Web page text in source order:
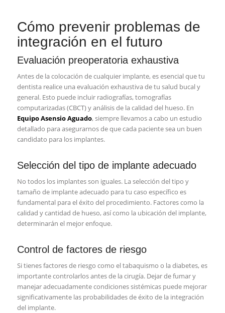
Cómo prevenir problemas de
integración en el futuro
Evaluación preoperatoria exhaustiva
Antes de la colocación de cualquier implante, es esencial que tu
dentista realice una evaluación exhaustiva de tu salud bucal y
general. Esto puede incluir radiografías, tomografías
computarizadas (CBCT) y análisis de la calidad del hueso. En
Equipo Asensio Aguado, siempre llevamos a cabo un estudio
detallado para asegurarnos de que cada paciente sea un buen
candidato para los implantes.
Selección del tipo de implante adecuado
No todos los implantes son iguales. La selección del tipo y
tamaño de implante adecuado para tu caso específico es
fundamental para el éxito del procedimiento. Factores como la
calidad y cantidad de hueso, así como la ubicación del implante,
determinarán el mejor enfoque.
Control de factores de riesgo
Si tienes factores de riesgo como el tabaquismo o la diabetes, es
importante controlarlos antes de la cirugía. Dejar de fumar y
manejar adecuadamente condiciones sistémicas puede mejorar
significativamente las probabilidades de éxito de la integración
del implante.